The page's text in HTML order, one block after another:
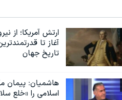
آغاز تا
تاریخ جهان
هاشمیان: پیمان
اسلامی را «خلع